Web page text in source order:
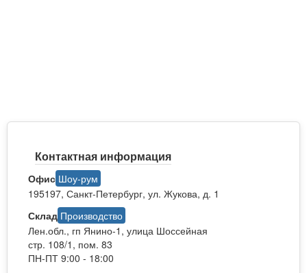
Контактная информация
Офис Шоу-рум
195197, Санкт-Петербург, ул. Жукова, д. 1
Склад Производство
Лен.обл., гп Янино-1, улица Шоссейная
стр. 108/1, пом. 83
ПН-ПТ 9:00 - 18:00